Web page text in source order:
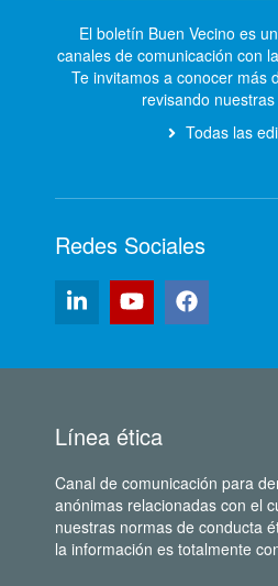
El boletín Buen Vecino es
canales de comunicación con
Te invitamos a conocer más
revisando
Todas las
Redes Sociales
Línea ética
Canal de comunicación para
anónimas relacionadas con el
nuestras normas de conducta
la información es totalmente